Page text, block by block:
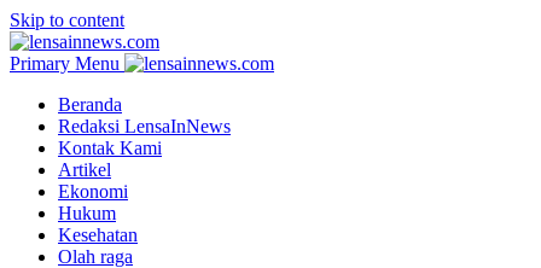
Skip to content
Primary Menu
Beranda
Redaksi LensaInNews
Kontak Kami
Artikel
Ekonomi
Hukum
Kesehatan
Olah raga